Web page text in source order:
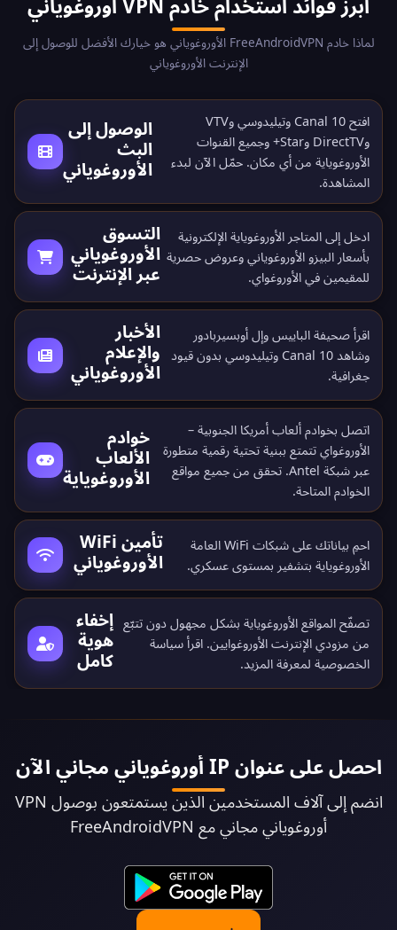
أبرز فوائد استخدام خادم VPN أوروغوياني
لماذا خادم FreeAndroidVPN الأوروغوياني هو خيارك الأفضل للوصول إلى
الإنترنت الأوروغوياني
الوصول إلى
البث
الأوروغوياني
افتح Canal 10 وتيليدوسي وVTV
وDirectTV وStar+ وجميع القنوات
الأوروغوياية من أي مكان. حمّل الآن لبدء
المشاهدة.
التسوق
الأوروغوياني
عبر الإنترنت
ادخل إلى المتاجر الأوروغوياية الإلكترونية
بأسعار البيزو الأوروغوياني وعروض حصرية
للمقيمين في الأوروغواي.
الأخبار
والإعلام
الأوروغوياني
اقرأ صحيفة الباييس وإل أوبسيربادور
وشاهد Canal 10 وتيليدوسي بدون قيود
جغرافية.
خوادم
الألعاب
الأوروغوياية
اتصل بخوادم ألعاب أمريكا الجنوبية –
الأوروغواي تتمتع ببنية تحتية رقمية متطورة
عبر شبكة Antel. تحقق من جميع
مواقع
الخوادم المتاحة.
تأمين WiFi
الأوروغوياني
احمِ بياناتك على شبكات WiFi العامة
الأوروغوياية بتشفير بمستوى عسكري.
إخفاء
هوية
كامل
تصفّح المواقع الأوروغوياية بشكل مجهول دون تتبّع
من مزودي الإنترنت الأوروغوايين. اقرأ سياسة
الخصوصية لمعرفة المزيد.
احصل على عنوان IP أوروغوياني مجاني الآن
انضم إلى آلاف المستخدمين الذين يستمتعون بوصول VPN
أوروغوياني مجاني مع FreeAndroidVPN